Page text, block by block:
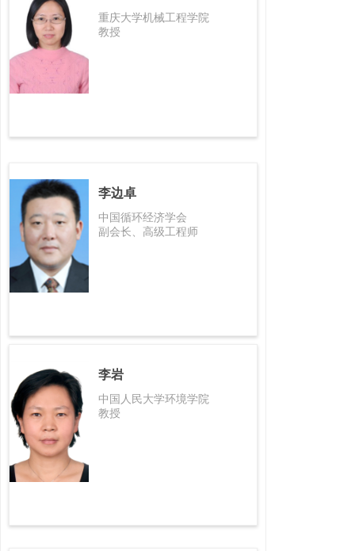
重庆大学机械工程学院
教授
李边卓
中国循环经济学会
副会长、高级工程师
李岩
中国人民大学环境学院
教授